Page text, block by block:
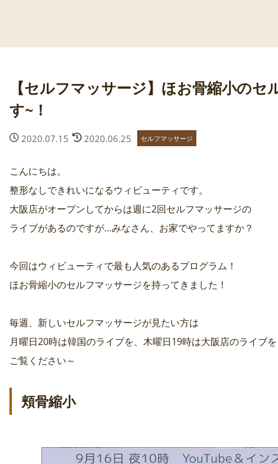
【セルフマッサージ】ほお骨縮小の
す~！
2020.07.15 2020.06.25 セルフマッサージ
こんにちは。
整形なしできれいになるウィビューティです。
大阪店がオープンしてからは週に2回セルフマッサージの
ライブがあるのですが…みなさん、お家でやってますか？
今回はウィビューティで最も人気のあるプログラム！
ほお骨縮小のセルフマッサージを持ってきました！
毎週、新しいセルフマッサージが見たい方は
月曜日20時は韓国のライブを、木曜日19時は大阪店のライブを
ご覧ください～
頬骨縮小